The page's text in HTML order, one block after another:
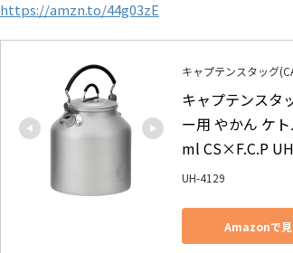
https://amzn.to/44g03zE
キャプテンスタッグ
キャプテンスタ
ー用 やかん ケ
ml CS×F.C.P
UH-4129
Amazonで見